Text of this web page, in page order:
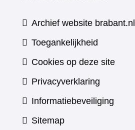
website)
Archief website brabant.nl
Toegankelijkheid
Cookies op deze site
Privacyverklaring
Informatiebeveiliging
Sitemap